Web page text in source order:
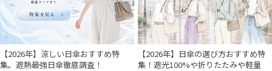
【2026年】涼しい日傘おすすめ特
集。遮熱最強日傘徹底調査！
【2026年】日傘の選び方おすすめ特
集！遮光100%や折りたたみや軽量